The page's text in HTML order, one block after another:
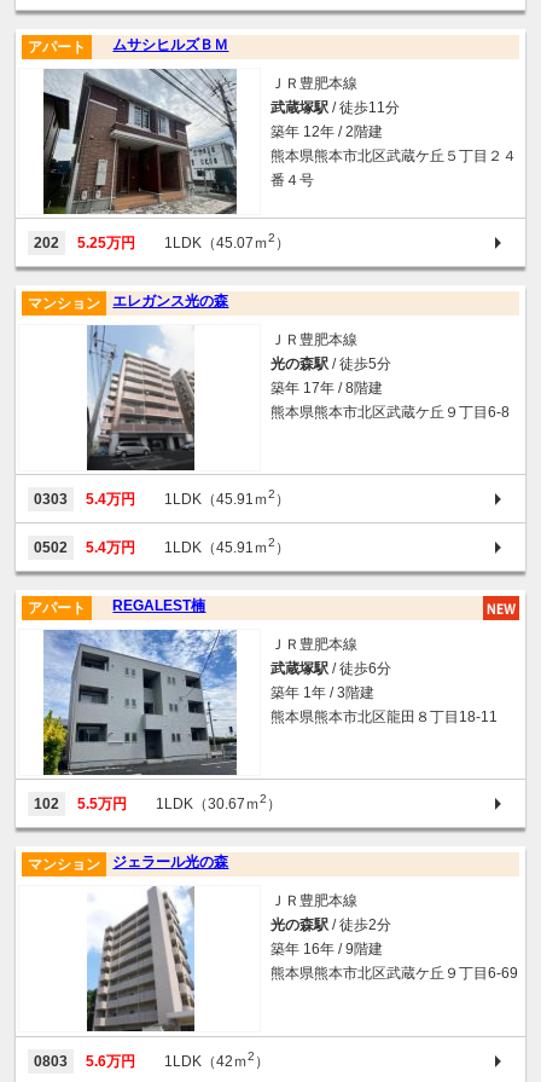
ムサシヒルズＢＭ
アパート
ＪＲ豊肥本線
武蔵塚駅 / 徒歩11分
築年 12年 / 2階建
熊本県熊本市北区武蔵ケ丘５丁目２４
番４号
202 5.25万円 1LDK（45.07ｍ2 ）
エレガンス光の森
マンション
ＪＲ豊肥本線
光の森駅 / 徒歩5分
築年 17年 / 8階建
熊本県熊本市北区武蔵ケ丘９丁目6-8
0303 5.4万円 1LDK（45.91ｍ2 ）
0502 5.4万円 1LDK（45.91ｍ2 ）
REGALEST楠
アパート
ＪＲ豊肥本線
武蔵塚駅 / 徒歩6分
築年 1年 / 3階建
熊本県熊本市北区龍田８丁目18-11
102 5.5万円 1LDK（30.67ｍ2 ）
ジェラール光の森
マンション
ＪＲ豊肥本線
光の森駅 / 徒歩2分
築年 16年 / 9階建
熊本県熊本市北区武蔵ケ丘９丁目6-69
0803 5.6万円 1LDK（42ｍ2 ）